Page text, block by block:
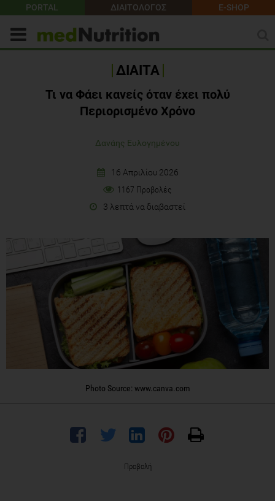
PORTAL ΔΙΑΙΤΟΛΟΓΟΣ E-SHOP
ΔΙΑΙΤΑ
Τι να Φάει κανείς όταν έχει πολύ
Περιορισμένο Χρόνο
Δανάης Ευλογημένου
16 Απριλίου 2026
1167 Προβολές
3 λεπτά να διαβαστεί
Photo Source: www.canva.com
Προβολή